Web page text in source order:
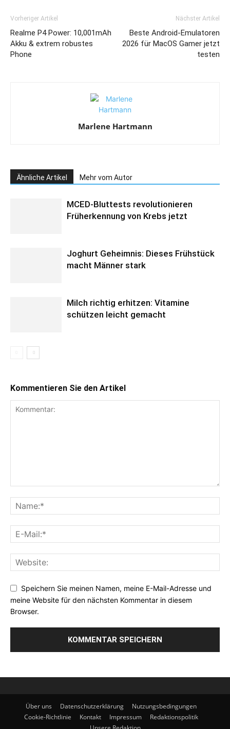
Vorheriger Artikel
Realme P4 Power: 10,001mAh
Akku & extrem robustes
Phone
Nächster Artikel
Beste Android-Emulatoren
2026 für MacOS Gamer jetzt
testen
Marlene Hartmann
Ähnliche Artikel Mehr vom Autor
MCED-Bluttests revolutionieren
Früherkennung von Krebs jetzt
Joghurt Geheimnis: Dieses Frühstück
macht Männer stark
Milch richtig erhitzen: Vitamine
schützen leicht gemacht
Kommentieren Sie den Artikel
Speichern Sie meinen Namen, meine E-Mail-Adresse und
meine Website für den nächsten Kommentar in diesem
Browser.
Über uns Datenschutzerklärung
Nutzungsbedingungen
Cookie-Richtlinie
Kontakt Impressum
Redaktionspolitik